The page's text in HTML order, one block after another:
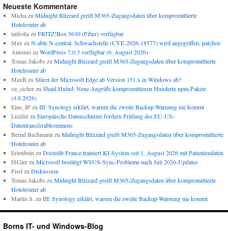
Neueste Kommentare
Michazu Midnight Blizzard greift M365-Zugangsdaten über kompromittierte
Hotelrouter ab
tatifoliazu FRITZ!Box 5630 (Fiber) verfügbar
Max zu N-able N-central: Schwachstelle (CVE-2026-18577) wird angegriffen, patchen
Antoniozu WordPress 7.0.3 verfügbar (6. August 2026)
Tomas Jakobs zu Midnight Blizzard greift M365-Zugangsdaten über kompromittierte
Hotelrouter ab
MaxB zu Stürzt der Microsoft Edge ab Version 151.x in Windows ab?
su_sicherzu Shaid Hulud: Neue Angriffe kompromittieren Hunderte npm-Pakete
(4.8.2026)
Eine_IPzu III: Synology erklärt, warum die zweite Backup-Warnung nie kommt
Luziferzu Europäische Datenschützer fordern Prüfung des EU-US-
Datentransferabkommens
Bernd Bachmann zu Midnight Blizzard greift M365-Zugangsdaten über kompromittierte
Hotelrouter ab
Erlenbein zu Doctolib France trainiert KI-System seit 1. August 2026 mit Patientendaten
ISGlerzu Microsoft bestätigt WSUS-Sync-Probleme nach Juli 2026-Updates
Fred zu Diskussion
Tomas Jakobs zu Midnight Blizzard greift M365-Zugangsdaten über kompromittierte
Hotelrouter ab
Martin S. zu III: Synology erklärt, warum die zweite Backup-Warnung nie kommt
Borns IT- und Windows-Blog